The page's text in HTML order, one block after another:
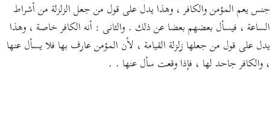
جنس يعم المؤمن والكافر ، وهذا يدل على قول من جعل الزلزلة من أشراط
الساعة ، فيسأل بعضهم بعضا عن ذلك . والثانى : أنه الكافر خاصة ، وهذا
يدل على قول من جعلها زلزلة القيامة ، لأن المؤمن عارف بها فلا يسأل عنها
، والكافر جاحد لها ، فإذا وقعت سأل عنها . .